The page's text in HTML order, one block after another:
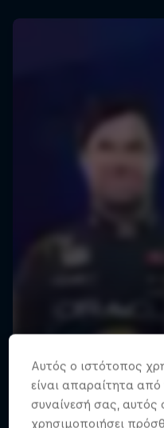
Red Bull
Δες τον κόσμο με
Αυτός ο ιστότοπος
είναι απαραίτητα
συναίνεσή σας, αυτός
χρησιμοποιήσει